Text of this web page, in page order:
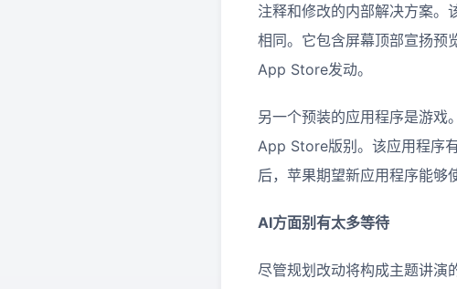
注释和修改的内部解决方案
相同。它包含屏幕顶部宣扬预
App Store发动。
另一个预装的应用程序是游戏
App Store版别。该应用程序
后，苹果期望新应用程序能够
AI方面别有太多等待
尽管规划改动将构成主题讲演